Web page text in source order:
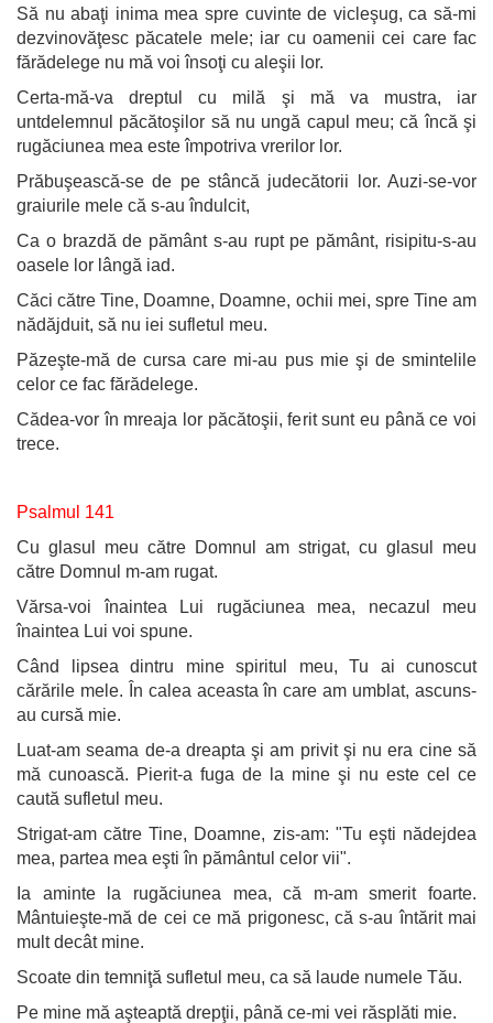
Să nu abaţi inima mea spre cuvinte de vicleşug, ca să-mi
dezvinovăţesc păcatele mele; iar cu oamenii cei care fac
fărădelege nu mă voi însoţi cu aleşii lor.
Certa-mă-va dreptul cu milă şi mă va mustra, iar
untdelemnul păcătoşilor să nu ungă capul meu; că încă şi
rugăciunea mea este împotriva vrerilor lor.
Prăbuşească-se de pe stâncă judecătorii lor. Auzi-se-vor
graiurile mele că s-au îndulcit,
Ca o brazdă de pământ s-au rupt pe pământ, risipitu-s-au
oasele lor lângă iad.
Căci către Tine, Doamne, Doamne, ochii mei, spre Tine am
nădăjduit, să nu iei sufletul meu.
Păzeşte-mă de cursa care mi-au pus mie şi de smintelile
celor ce fac fărădelege.
Cădea-vor în mreaja lor păcătoşii, ferit sunt eu până ce voi
trece.
Psalmul 141
Cu glasul meu către Domnul am strigat, cu glasul meu
către Domnul m-am rugat.
Vărsa-voi înaintea Lui rugăciunea mea, necazul meu
înaintea Lui voi spune.
Când lipsea dintru mine spiritul meu, Tu ai cunoscut
cărările mele. În calea aceasta în care am umblat, ascuns-
au cursă mie.
Luat-am seama de-a dreapta şi am privit şi nu era cine să
mă cunoască. Pierit-a fuga de la mine şi nu este cel ce
caută sufletul meu.
Strigat-am către Tine, Doamne, zis-am: "Tu eşti nădejdea
mea, partea mea eşti în pământul celor vii".
Ia aminte la rugăciunea mea, că m-am smerit foarte.
Mântuieşte-mă de cei ce mă prigonesc, că s-au întărit mai
mult decât mine.
Scoate din temniţă sufletul meu, ca să laude numele Tău.
Pe mine mă aşteaptă drepţii, până ce-mi vei răsplăti mie.